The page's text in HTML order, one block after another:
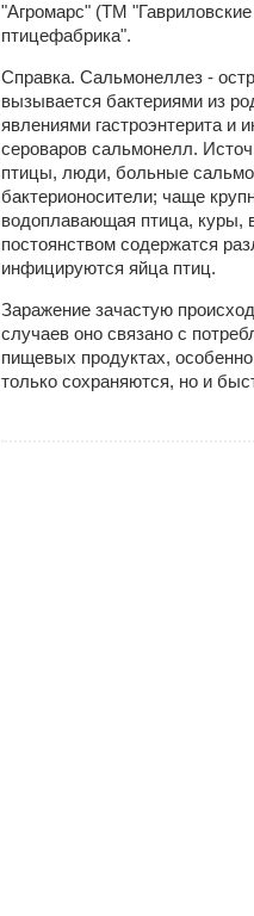
"Агромарс" (ТМ
птицефабрика".
Справка. Сальмонеллез -
вызывается бактериями из
явлениями гастроэнтерита и
сероваров сальмонелл.
птицы, люди, больные
бактерионосители; чаще
водоплавающая птица, куры,
постоянством содержатся
инфицируются яйца птиц.
Заражение зачастую
случаев оно связано с
пищевых продуктах,
только сохраняются, но и